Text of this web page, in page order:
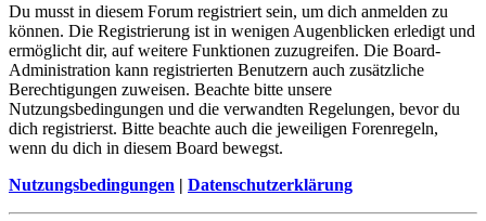
Du musst in diesem Forum registriert sein, um dich anmelden zu
können. Die Registrierung ist in wenigen Augenblicken erledigt und
ermöglicht dir, auf weitere Funktionen zuzugreifen. Die Board-
Administration kann registrierten Benutzern auch zusätzliche
Berechtigungen zuweisen. Beachte bitte unsere
Nutzungsbedingungen und die verwandten Regelungen, bevor du
dich registrierst. Bitte beachte auch die jeweiligen Forenregeln,
wenn du dich in diesem Board bewegst.
Nutzungsbedingungen | Datenschutzerklärung